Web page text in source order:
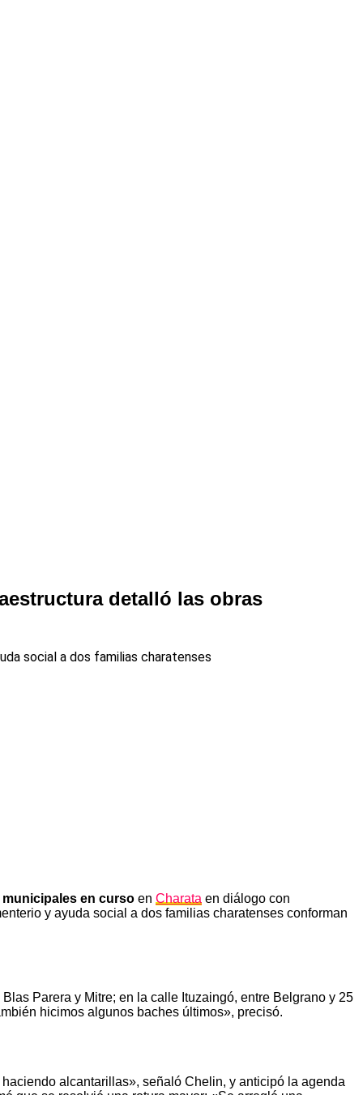
detalló las obras
social a dos familias charatenses
en curso en Charata en diálogo con
y ayuda social a dos familias charatenses conforman
Parera y Mitre; en la calle Ituzaingó, entre Belgrano y 25
hicimos algunos baches últimos», precisó.
alcantarillas», señaló Chelin, y anticipó la agenda